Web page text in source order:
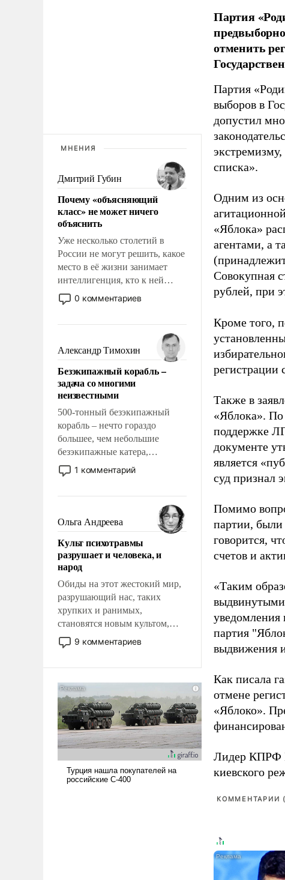
МНЕНИЯ
Дмитрий Губин
Почему «объясняющий
класс» не может ничего
объяснить
Уже несколько столетий в
России не могут решить, какое
место в её жизни занимает
интеллигенция, кто к ней
принадлежит, а кого из неё
исключили с правом
чем она отличается от просто
образованных людей. Иногда
казалось, что эти вопросы
решены раз и навсегда, но –
нет, не решены.
0 комментариев
Александр Тимохин
Безэкипажный корабль –
задача со многими
неизвестными
500-тонный безэкипажный
корабль – нечто гораздо
большее, чем небольшие
безэкипажные катера,
применение которых уже
стало обыденностью. Задача по
сложна и амбициозна. Однако
и ее реализация радикально
поднимет наши боевые
возможности.
1 комментарий
Ольга Андреева
Культ психотравмы
разрушает и человека, и
народ
Обиды на этот жестокий мир,
разрушающий нас, таких
хрупких и ранимых,
становятся новым культом,
постепенно вытесняя и
отменяя традиционное
ударами судьбы, брать на себя
ответственность, помогать
слабым, идти вперед и
адаптироваться.
9 комментариев
Партия
отменить
Партия
выборов в
допустил
списка».
Одним из
«Яблока»
агентами, а
Совокупная
рублей, при
Кроме того,
регистрации
Также в
«Яблока».
поддержке
документе
является
суд признал
Помимо
партии, были
говорится,
счетов и
«Таким
выдвинутыми
уведомления
партия
выдвижения
Как писала
отмене
«Яблоко».
Лидер КПРФ
киевского
КОММЕНТАРИИ